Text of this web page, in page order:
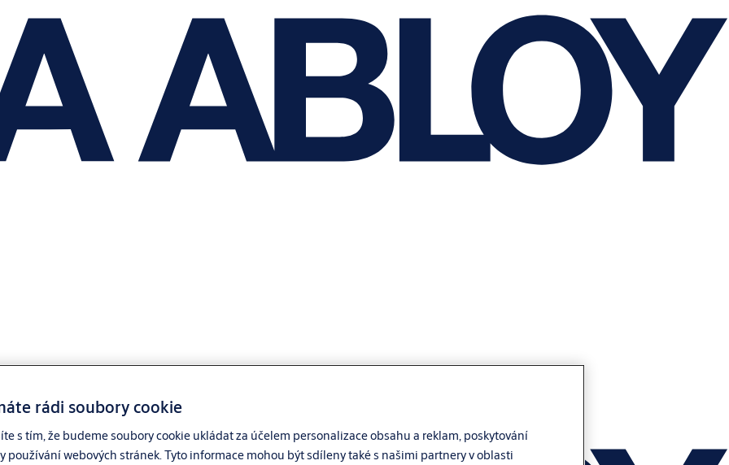
rádi soubory cookie
s tím, že budeme soubory cookie ukládat za účelem personalizace obsahu a reklam, poskytování
používání webových stránek. Tyto informace mohou být sdíleny také s našimi partnery v oblasti